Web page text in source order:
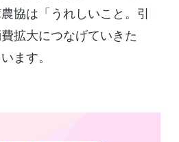
協は「うれしいこと。引
拡大につなげていきた
ます。